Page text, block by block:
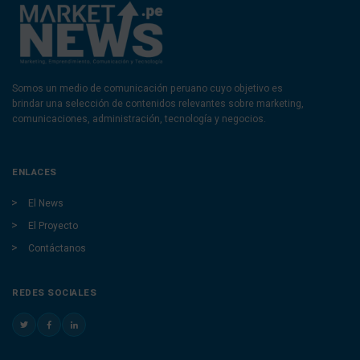
Somos un medio de comunicación peruano cuyo objetivo es
brindar una selección de contenidos relevantes sobre marketing,
comunicaciones, administración, tecnología y negocios.
ENLACES
El News
El Proyecto
Contáctanos
REDES SOCIALES